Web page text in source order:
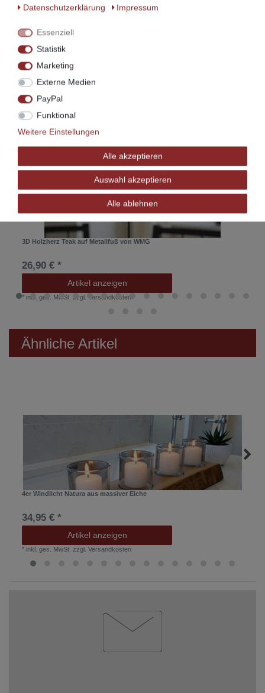
Zubehör
3D Holzherz Teak auf Metallfuß von WMG
26,90 € *
Artikel anzeigen
* inkl. ges. MwSt. zzgl. Versandkosten
Ähnliche Artikel
4er Windlicht Natura aus massiver Eiche
34,95 € *
Artikel anzeigen
* inkl. ges. MwSt. zzgl.Versandkosten
Daten­schutz­erklärung Impressum
Essenziell
Statistik
Marketing
Externe Medien
PayPal
Funktional
Weitere Einstellungen
Alle akzeptieren
Auswahl akzeptieren
Alle ablehnen